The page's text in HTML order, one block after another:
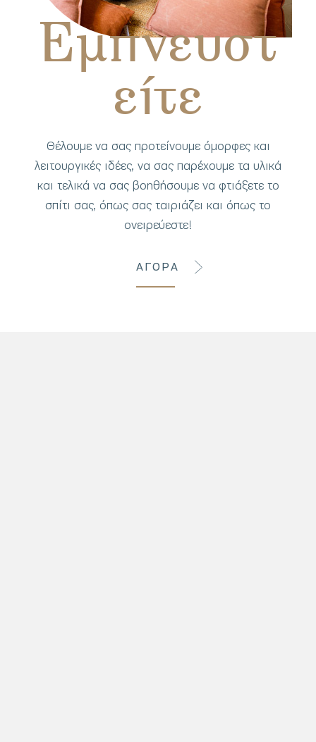
Εμπνευστ
είτε
Θέλουμε να σας προτείνουμε όμορφες και
λειτουργικές ιδέες, να σας παρέχουμε τα υλικά
και τελικά να σας βοηθήσουμε να φτιάξετε το
σπίτι σας, όπως σας ταιριάζει και όπως το
ονειρεύεστε!
ΑΓΟΡΑ